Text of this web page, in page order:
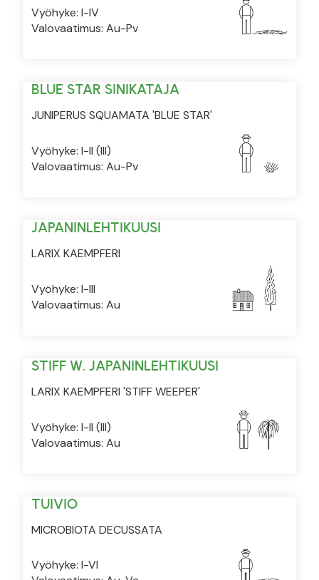
Vyöhyke: I-IV
Valovaatimus: Au-Pv
BLUE STAR SINIKATAJA
JUNIPERUS SQUAMATA 'BLUE STAR'
Vyöhyke: I-II (III)
Valovaatimus: Au-Pv
JAPANINLEHTIKUUSI
LARIX KAEMPFERI
Vyöhyke: I-III
Valovaatimus: Au
STIFF W. JAPANINLEHTIKUUSI
LARIX KAEMPFERI 'STIFF WEEPER'
Vyöhyke: I-II (III)
Valovaatimus: Au
TUIVIO
MICROBIOTA DECUSSATA
Vyöhyke: I-VI